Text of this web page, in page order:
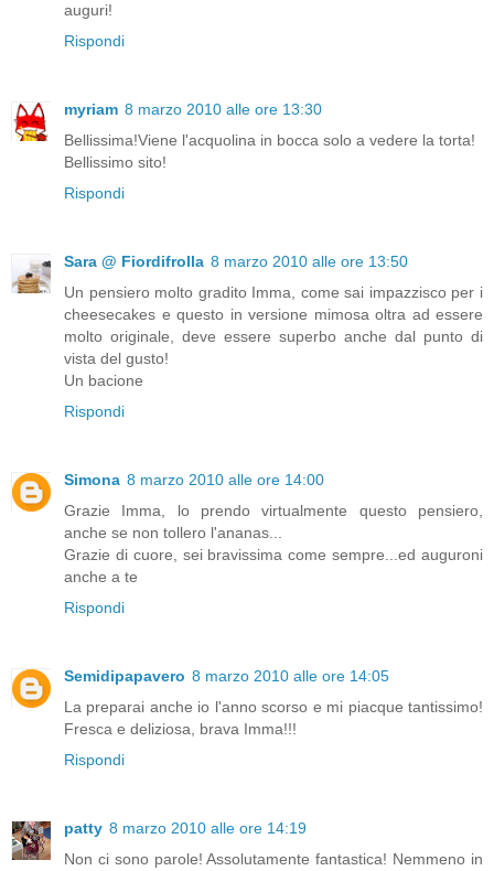
auguri!
Rispondi
myriam 8 marzo 2010 alle ore 13:30
Bellissima!Viene l'acquolina in bocca solo a vedere la torta!
Bellissimo sito!
Rispondi
Sara @ Fiordifrolla 8 marzo 2010 alle ore 13:50
Un pensiero molto gradito Imma, come sai impazzisco per i
cheesecakes e questo in versione mimosa oltra ad essere
molto originale, deve essere superbo anche dal punto di
vista del gusto!
Un bacione
Rispondi
Simona 8 marzo 2010 alle ore 14:00
Grazie Imma, lo prendo virtualmente questo pensiero,
anche se non tollero l'ananas...
Grazie di cuore, sei bravissima come sempre...ed auguroni
anche a te
Rispondi
Semidipapavero 8 marzo 2010 alle ore 14:05
La preparai anche io l'anno scorso e mi piacque tantissimo!
Fresca e deliziosa, brava Imma!!!
Rispondi
patty 8 marzo 2010 alle ore 14:19
Non ci sono parole! Assolutamente fantastica! Nemmeno in